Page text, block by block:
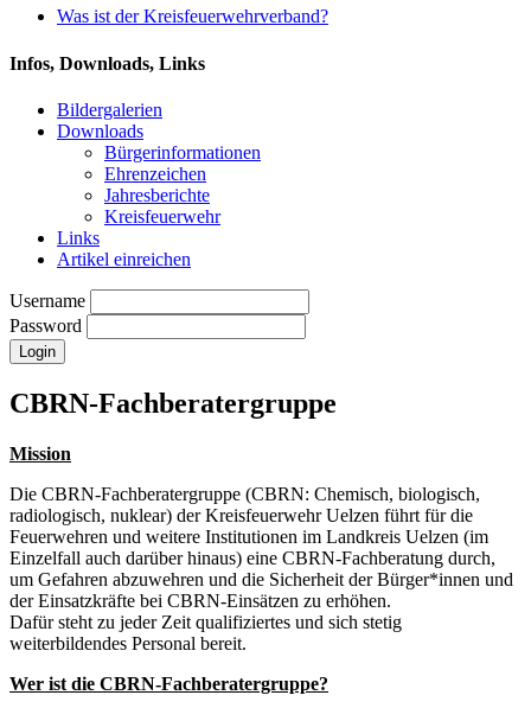
Was ist der Kreisfeuerwehrverband?
Infos, Downloads, Links
Bildergalerien
Downloads
Bürgerinformationen
Ehrenzeichen
Jahresberichte
Kreisfeuerwehr
Links
Artikel einreichen
Username
Password
CBRN-Fachberatergruppe
Mission
Die CBRN-Fachberatergruppe (CBRN: Chemisch, biologisch,
radiologisch, nuklear) der Kreisfeuerwehr Uelzen führt für die
Feuerwehren und weitere Institutionen im Landkreis Uelzen (im
Einzelfall auch darüber hinaus) eine CBRN-Fachberatung durch,
um Gefahren abzuwehren und die Sicherheit der Bürger*innen und
der Einsatzkräfte bei CBRN-Einsätzen zu erhöhen.
Dafür steht zu jeder Zeit qualifiziertes und sich stetig
weiterbildendes Personal bereit.
Wer ist die CBRN-Fachberatergruppe?